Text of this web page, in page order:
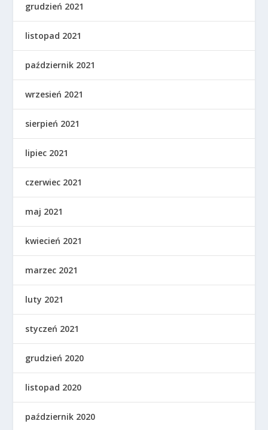
grudzień 2021
listopad 2021
październik 2021
wrzesień 2021
sierpień 2021
lipiec 2021
czerwiec 2021
maj 2021
kwiecień 2021
marzec 2021
luty 2021
styczeń 2021
grudzień 2020
listopad 2020
październik 2020